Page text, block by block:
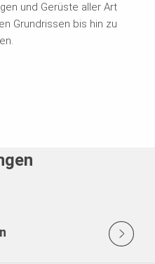
und Gerüste aller Art
Grundrissen bis hin zu